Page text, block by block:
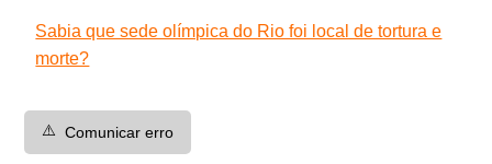
Sabia que sede olímpica do Rio foi local de tortura e
morte?
⚠️ Comunicar erro